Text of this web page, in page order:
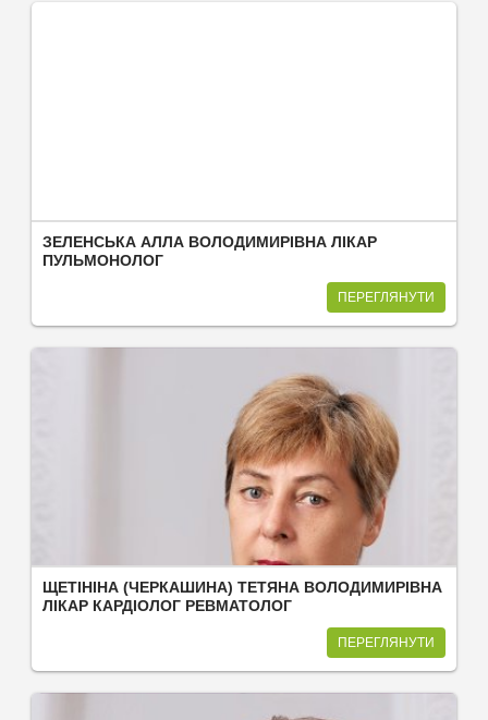
ЗЕЛЕНСЬКА АЛЛА ВОЛОДИМИРІВНА ЛІКАР
ПУЛЬМОНОЛОГ
ПЕРЕГЛЯНУТИ
ЩЕТІНІНА (ЧЕРКАШИНА) ТЕТЯНА ВОЛОДИМИРІВНА
ЛІКАР КАРДІОЛОГ РЕВМАТОЛОГ
ПЕРЕГЛЯНУТИ